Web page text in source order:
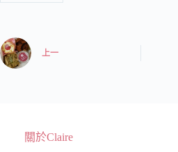
上一
關於Claire